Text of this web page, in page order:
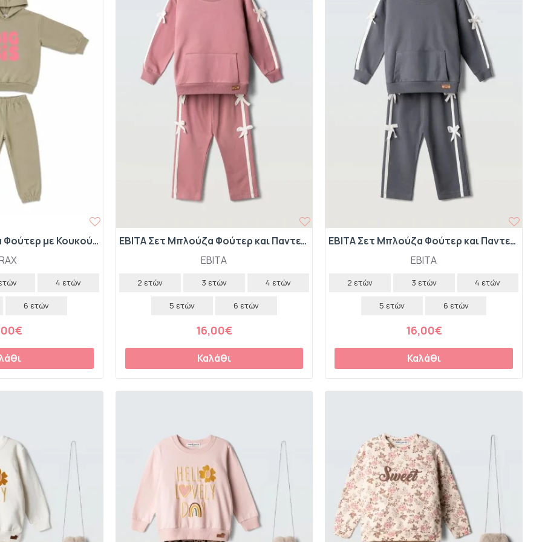
TRAX Σετ Μπλούζα Φούτερ με Κουκούλα και Παντελόνι Φόρμας "Big Sis" 50726 Latte
4 ετών
6 ετών
EBITA
EBITA Σετ Μπλούζα Φούτερ και Παντελόνα με Φιόγκους 267228 Ροζ
2 ετών 3 ετών 4 ετών
5 ετών 6 ετών
16,00€
Καλάθι
EBITA
EBITA Σετ Μπλούζα Φούτερ και Παντελόνα με Φιόγκους 267228 Γκρι
2 ετών 3 ετών 4 ετών
5 ετών 6 ετών
16,00€
Καλάθι